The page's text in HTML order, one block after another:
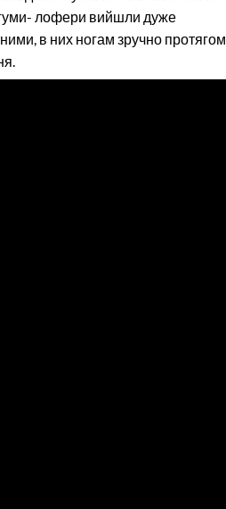
лофери вийшли дуже
в них ногам зручно протягом